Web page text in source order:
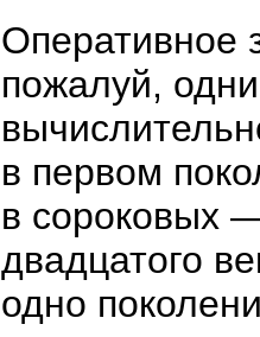
Оперативное
пожалуй,
в первом
в сороковых
двадцатого
одно